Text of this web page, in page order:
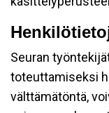
Seuran
toteuttamiseksi
välttämätöntä,